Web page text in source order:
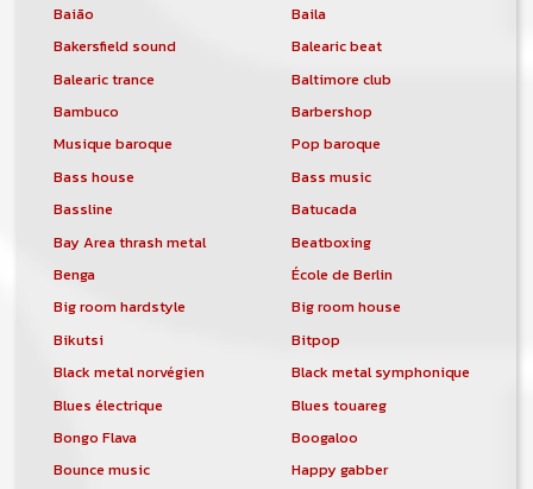
Baião
Baila
Bakersfield sound
Balearic beat
Balearic trance
Baltimore club
Bambuco
Barbershop
Musique baroque
Pop baroque
Bass house
Bass music
Bassline
Batucada
Bay Area thrash metal
Beatboxing
Benga
École de Berlin
Big room hardstyle
Big room house
Bikutsi
Bitpop
Black metal norvégien
Black metal symphonique
Blues électrique
Blues touareg
Bongo Flava
Boogaloo
Bounce music
Happy gabber